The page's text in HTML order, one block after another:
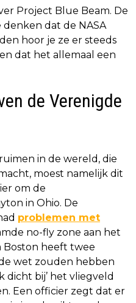
Project Blue Beam. De
dat de NASA
hoor je ze er steeds
dat het allemaal een
de Verenigde
in de wereld, die
moest namelijk dit
om de
in Ohio. De
problemen met
no-fly zone aan het
Boston heeft twee
wet zouden hebben
dicht bij’ het vliegveld
Een officier zegt dat er